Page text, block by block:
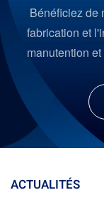
Bénéficiez de
fabrication et
manutention
ACTUALITÉS